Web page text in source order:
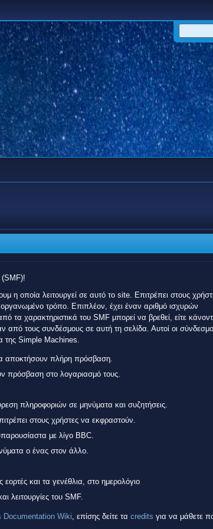
(SMF)!
η οποία λειτουργεί σε αυτό το site. Επιτρέπει στους
τρόπο. Επιπλέον, έχει έναν αριθμό ισχυρών
τα χαρακτηριστικά του SMF μπορεί να βρεθεί, είτε
από τους συνδέσμους σε αυτή τη σελίδα. Αυτοί οι
της Simple Machines.
αποκτήσουν πλήρη πρόσβαση.
πρόσβαση στο λογαριασμό τους.
πληροφοριών σε μηνύματα και συζητήσεις.
στους χρήστες να εκφραστούν.
με λίγο BBC.
ο ένας στον άλλο.
και τα γενέθλια, στο ημερολόγιο
λειτουργίες του SMF.
Documentation Wiki, επίσης δείτε τα credits για να μάθετε